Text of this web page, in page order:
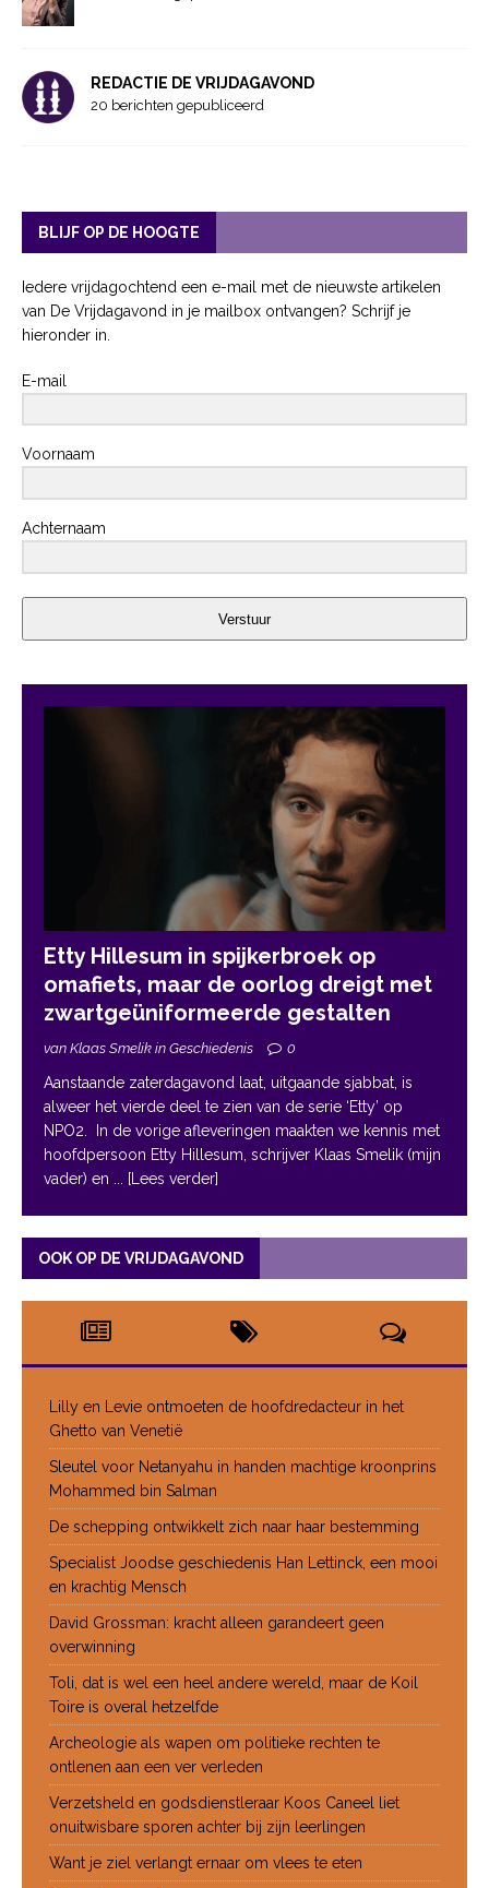
REDACTIE DE VRIJDAGAVOND
20 berichten gepubliceerd
BLIJF OP DE HOOGTE
Iedere vrijdagochtend een e-mail met de nieuwste artikelen
van De Vrijdagavond in je mailbox ontvangen? Schrijf je
hieronder in.
E-mail
Voornaam
Achternaam
Verstuur
Etty Hillesum in spijkerbroek op
omafiets, maar de oorlog dreigt met
zwartgeüniformeerde gestalten
van Klaas Smelik in Geschiedenis 0
Aanstaande zaterdagavond laat, uitgaande sjabbat, is
alweer het vierde deel te zien van de serie ‘Etty’ op
NPO2. In de vorige afleveringen maakten we kennis met
hoofdpersoon Etty Hillesum, schrijver Klaas Smelik (mijn
vader) en
... [Lees verder]
OOK OP DE VRIJDAGAVOND
Lilly en Levie ontmoeten de hoofdredacteur in het
Ghetto van Venetië
Sleutel voor Netanyahu in handen machtige kroonprins
Mohammed bin Salman
De schepping ontwikkelt zich naar haar bestemming
Specialist Joodse geschiedenis Han Lettinck, een mooi
en krachtig Mensch
David Grossman: kracht alleen garandeert geen
overwinning
Toli, dat is wel een heel andere wereld, maar de Koil
Toire is overal hetzelfde
Archeologie als wapen om politieke rechten te
ontlenen aan een ver verleden
Verzetsheld en godsdienstleraar Koos Caneel liet
onuitwisbare sporen achter bij zijn leerlingen
Want je ziel verlangt ernaar om vlees te eten